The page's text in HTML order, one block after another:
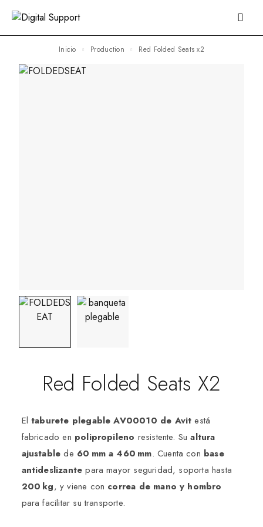
Inicio Production Red Folded Seats x2
Red Folded Seats X2
Eltaburete plegable AV00010 de Avit está
fabricado en polipropileno resistente. Sualtura
ajustable de 60 mm a 460 mm. Cuenta con base
antideslizante para mayor seguridad, soporta hasta
200 kg, y viene con correa de mano y hombro
para facilitar su transporte.